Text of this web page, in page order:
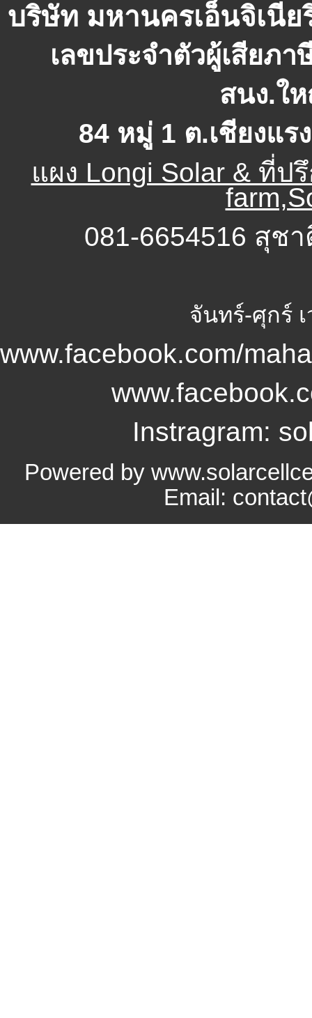
บริษัท มหานครเอ็นจิเนี
เลขประจำตัวผู้เสียภา
สนง.ใ
84 หมู่ 1 ต.เชียงแร
แผง Longi Solar & ที่ป
081-6654516 สุช
จันทร์-ศุกร์
www.facebook.com/
Instragram:
Powered by
Email: